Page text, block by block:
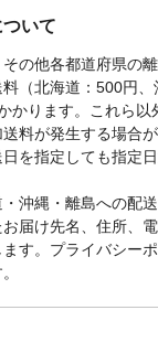
いて
の他各都道府県の
（北海道：500円
かります。これら以
料が発生する場合が
を指定しても指定
沖縄・離島への配送
届け先名、住所、
す。プライバシー